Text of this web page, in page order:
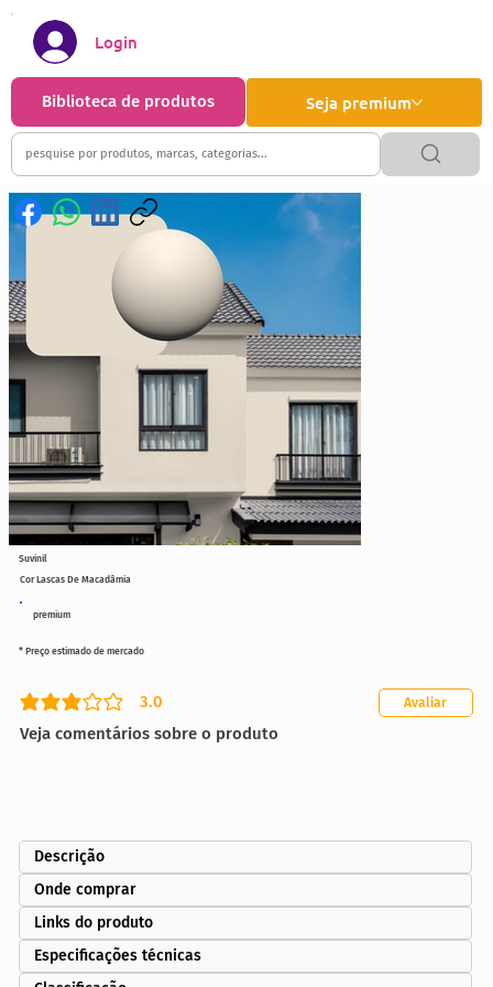
Seja premium
Biblioteca de produtos
Login
premium
Cor Lascas De Macadâmia
3.0
classificação média é 3 de 5
Veja comentários sobre o produto
Avaliar
* Preço estimado de mercado
Suvinil
Descrição
Onde comprar
Links do produto
Especificações técnicas